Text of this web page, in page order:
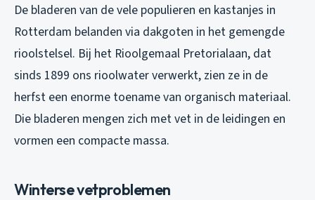
De bladeren van de vele populieren en kastanjes in
Rotterdam belanden via dakgoten in het gemengde
rioolstelsel. Bij het Rioolgemaal Pretorialaan, dat
sinds 1899 ons rioolwater verwerkt, zien ze in de
herfst een enorme toename van organisch materiaal.
Die bladeren mengen zich met vet in de leidingen en
vormen een compacte massa.
Winterse vetproblemen